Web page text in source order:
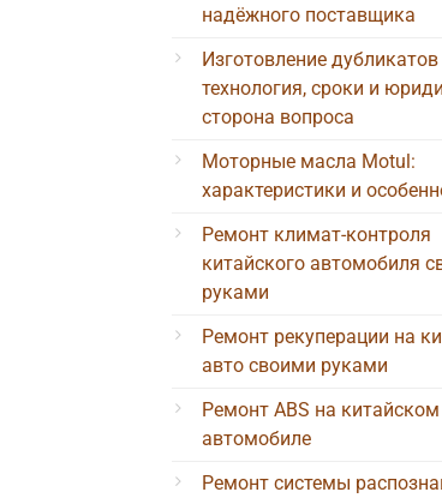
надёжного поставщика
Изготовление
технология, сроки и
сторона вопроса
Моторные масла Motul:
характеристики и
Ремонт климат-контроля
китайского автомобиля
руками
Ремонт рекуперации на
авто своими руками
Ремонт ABS на китайском
автомобиле
Ремонт системы